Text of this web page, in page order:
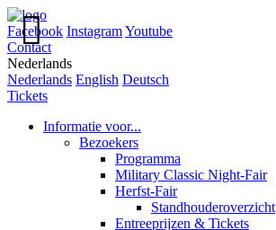
Facebook InstagramYoutube
Contact
Nederlands
Nederlands English Deutsch
Tickets
Informatie voor...
Bezoekers
Programma
Military Classic Night-Fair
Herfst-Fair
Standhouderoverzicht
Entreeprijzen & Tickets
